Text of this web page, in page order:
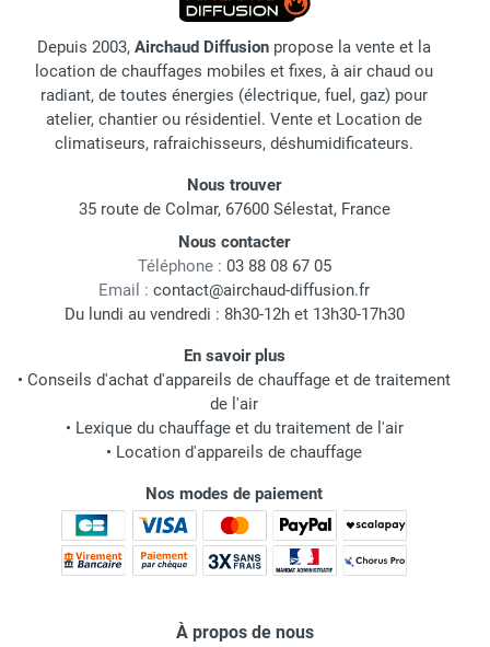
Depuis 2003, Airchaud Diffusion propose la vente et la
location de chauffages mobiles et fixes, à air chaud ou
radiant, de toutes énergies (électrique, fuel, gaz) pour
atelier, chantier ou résidentiel. Vente et Location de
climatiseurs, rafraichisseurs, déshumidificateurs.
Nous trouver
35 route de Colmar, 67600 Sélestat, France
Nous contacter
Téléphone : 03 88 08 67 05
Email : contact@airchaud-diffusion.fr
Du lundi au vendredi : 8h30-12h et 13h30-17h30
En savoir plus
• Conseils d'achat d'appareils de chauffage et de traitement
de l'air
• Lexique du chauffage et du traitement de l'air
• Location d'appareils de chauffage
Nos modes de paiement
À propos de nous